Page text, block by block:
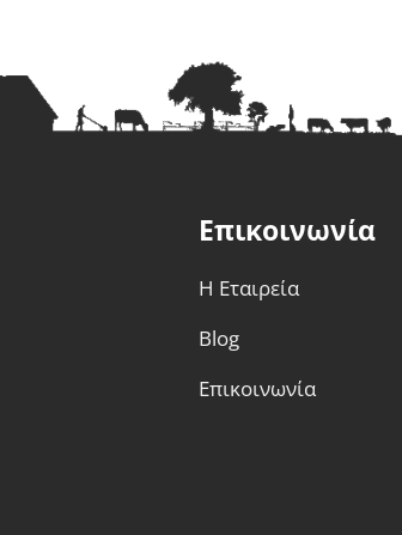
Επικοινωνία
Η Εταιρεία
Blog
Επικοινωνία